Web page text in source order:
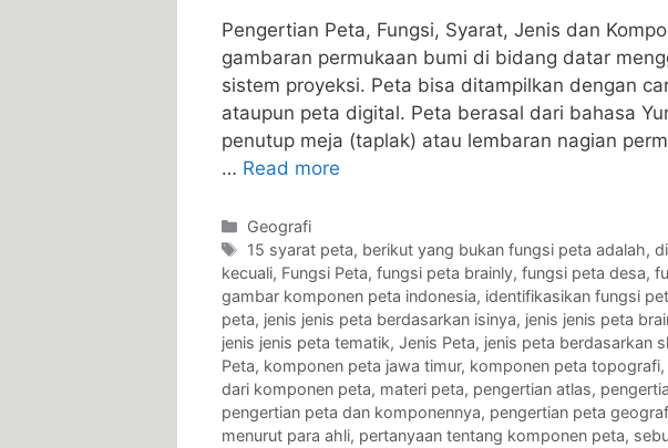
Pengertian Peta, Fungsi, Syarat, Jenis dan
gambaran permukaan bumi di bidang datar
sistem proyeksi. Peta bisa ditampilkan dengan
ataupun peta digital. Peta berasal dari bahasa
penutup meja (taplak) atau lembaran nagian
… Read more
Categories
Geografi
Tags
15 syarat peta, berikut yang bukan fungsi peta adalah,
kecuali, Fungsi Peta, fungsi peta brainly, fungsi peta desa,
gambar komponen peta indonesia, identifikasikan fungsi
peta, jenis jenis peta berdasarkan isinya, jenis jenis peta
jenis jenis peta tematik, Jenis Peta, jenis peta berdasarkan
Peta, komponen peta jawa timur, komponen peta topografi,
dari komponen peta, materi peta, pengertian atlas,
pengertian peta dan komponennya, pengertian peta
menurut para ahli, pertanyaan tentang komponen peta,